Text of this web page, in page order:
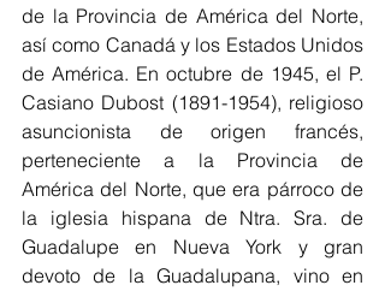
de la Provincia de América del Norte,
así como Canadá y los Estados Unidos
de América. En octubre de 1945, el P.
Casiano Dubost (1891-1954), religioso
asuncionista de origen francés,
perteneciente a la Provincia de
América del Norte, que era párroco de
la iglesia hispana de Ntra. Sra. de
Guadalupe en Nueva York y gran
devoto de la Guadalupana, vino en